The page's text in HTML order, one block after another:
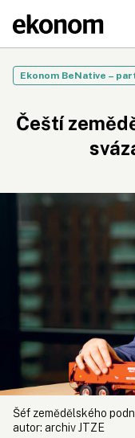
Ekonom BeNative –
Čeští
Šéf zemědělského
autor: archiv JTZE